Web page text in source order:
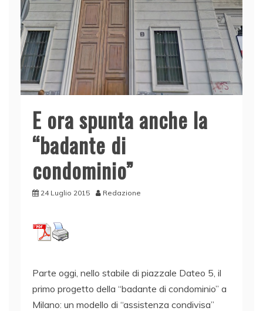
E ora spunta anche la
“badante di
condominio”
24 Luglio 2015 Redazione
Parte oggi, nello stabile di piazzale Dateo 5, il
primo progetto della “badante di condominio” a
Milano: un modello di “assistenza condivisa”